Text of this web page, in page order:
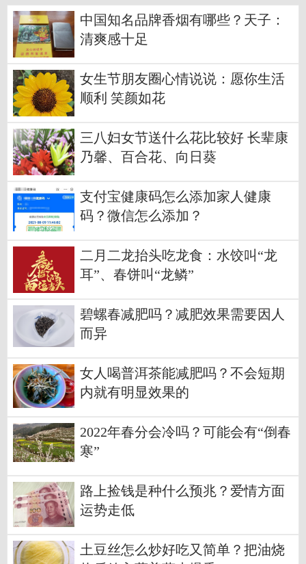
中国知名品牌香烟有哪些？天子：
清爽感十足
女生节朋友圈心情说说：愿你生活
顺利 笑颜如花
三八妇女节送什么花比较好 长辈康
乃馨、百合花、向日葵
支付宝健康码怎么添加家人健康
码？微信怎么添加？
二月二龙抬头吃龙食：水饺叫“龙
耳”、春饼叫“龙鳞”
碧螺春减肥吗？减肥效果需要因人
而异
女人喝普洱茶能减肥吗？不会短期
内就有明显效果的
2022年春分会冷吗？可能会有“倒春
寒”
路上捡钱是种什么预兆？爱情方面
运势走低
土豆丝怎么炒好吃又简单？把油烧